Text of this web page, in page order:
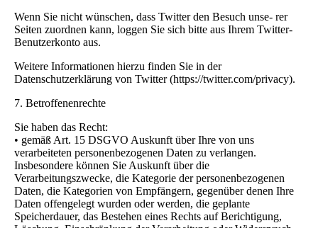
Wenn Sie nicht wünschen, dass Twitter den Besuch unse- rer
Seiten zuordnen kann, loggen Sie sich bitte aus Ihrem Twitter-
Benutzerkonto aus.
Weitere Informationen hierzu finden Sie in der
Datenschutzerklärung von Twitter (https://twitter.com/privacy).
7. Betroffenenrechte
Sie haben das Recht:
• gemäß Art. 15 DSGVO Auskunft über Ihre von uns
verarbeiteten personenbezogenen Daten zu verlangen.
Insbesondere können Sie Auskunft über die
Verarbeitungszwecke, die Kategorie der personenbezogenen
Daten, die Kategorien von Empfängern, gegenüber denen Ihre
Daten offengelegt wurden oder werden, die geplante
Speicherdauer, das Bestehen eines Rechts auf Berichtigung,